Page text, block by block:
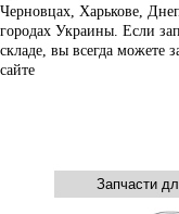
Черновцах, Харькове,
городах Украины. Если
складе, вы всегда можете
сайте